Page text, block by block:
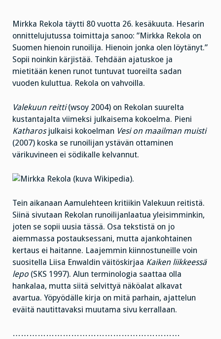
Mirkka Rekola täytti 80 vuotta 26. kesäkuuta. Hesarin
onnittelujutussa toimittaja sanoo: ”Mirkka Rekola on
Suomen hienoin runoilija. Hienoin jonka olen löytänyt.”
Sopii noinkin kärjistää. Tehdään ajatuskoe ja
mietitään kenen runot tuntuvat tuoreilta sadan
vuoden kuluttua. Rekola on vahvoilla.
Valekuun reitti(wsoy 2004) on Rekolan suurelta
kustantajalta viimeksi julkaisema kokoelma. Pieni
Katharosjulkaisi kokoelman Vesi on maailman muisti
(2007) koska se runoilijan ystävän ottaminen
värikuvineen ei södikalle kelvannut.
Tein aikanaan Aamulehteen kritiikin Valekuun reitistä.
Siinä sivutaan Rekolan runoilijanlaatua yleisimminkin,
joten se sopii uusia tässä. Osa tekstistä on jo
aiemmassa postauksessani, mutta ajankohtainen
kertaus ei haitanne. Laajemmin kiinnostuneille voin
suositella Liisa Enwaldin väitöskirjaa Kaiken liikkeessä
lepo (SKS 1997). Alun terminologia saattaa olla
hankalaa, mutta siitä selvittyä näköalat alkavat
avartua. Yöpyödälle kirja on mitä parhain, ajattelun
eväitä nautittavaksi muutama sivu kerrallaan.
……………………………………………………